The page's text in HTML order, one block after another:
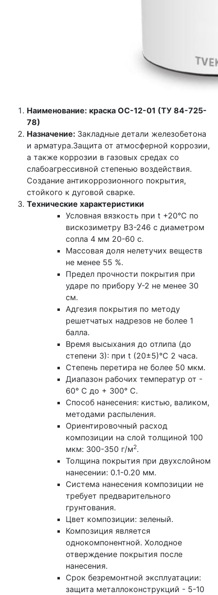
Наименование: краска ОС-12-01 (ТУ 84-725-
78)
Назначение: Закладные детали железобетона
и арматура.Защита от атмосферной коррозии,
а также коррозии в газовых средах со
слабоагрессивной степенью воздействия.
Создание антикоррозионного покрытия,
стойкого к дуговой сварке.
Технические характеристики
Условная вязкость при t +20°С по
вискозиметру ВЗ-246 с диаметром
сопла 4 мм 20-60 с.
Массовая доля нелетучих веществ
не менее 55 %.
Предел прочности покрытия при
ударе по прибору У-2 не менее 30
см.
Адгезия покрытия по методу
решетчатых надрезов не более 1
балла.
Время высыхания до отлипа (до
степени 3): при t (20±5)°С 2 часа.
Степень перетира не более 50 мкм.
Диапазон рабочих температур от -
60° С до + 300° С.
Способ нанесения: кистью, валиком,
методами распыления.
Ориентировочный расход
композиции на слой толщиной 100
мкм: 300-350 г/м2.
Толщина покрытия при двухслойном
нанесении: 0.1-0.20 мм.
Система нанесения композиции не
требует предварительного
грунтования.
Цвет композиции: зеленый.
Композиция является
однокомпонентной. Холодное
отверждение покрытия после
нанесения.
Срок безремонтной эксплуатации:
защита металлоконструкций - 5-10